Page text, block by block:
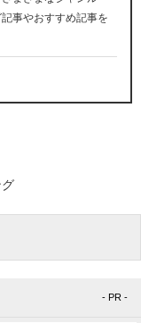
事やおすすめ記事を
- PR -